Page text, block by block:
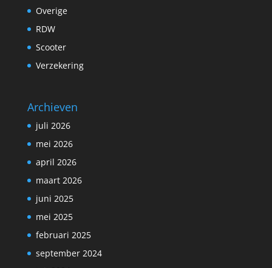
Overige
RDW
Scooter
Verzekering
Archieven
juli 2026
mei 2026
april 2026
maart 2026
juni 2025
mei 2025
februari 2025
september 2024